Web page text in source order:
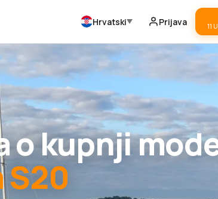
Hrvatski Prijava 11
o kupnji